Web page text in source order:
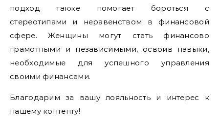
подход также помогает бороться с
стереотипами и неравенством в финансовой
сфере. Женщины могут стать финансово
грамотными и независимыми, освоив навыки,
необходимые для успешного управления
своими финансами.
Благодарим за вашу лояльность и интерес к
нашему контенту!